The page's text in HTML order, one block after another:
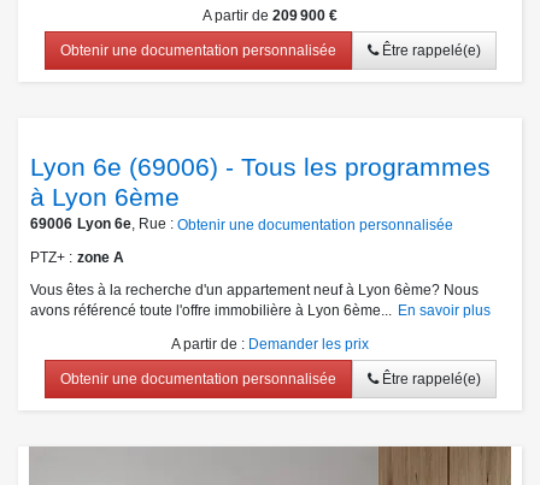
A partir de 209 900 €
Obtenir une documentation personnalisée Être rappelé(e)
Lyon 6e (69006) - Tous les programmes
à Lyon 6ème
69006 Lyon 6e , Rue : Obtenir une documentation personnalisée
PTZ+
zone A
Vous êtes à la recherche d'un appartement neuf à Lyon 6ème? Nous
avons référencé toute l'offre immobilière à Lyon 6ème...
En savoir plus
A partir de : Demander les prix
Obtenir une documentation personnalisée Être rappelé(e)